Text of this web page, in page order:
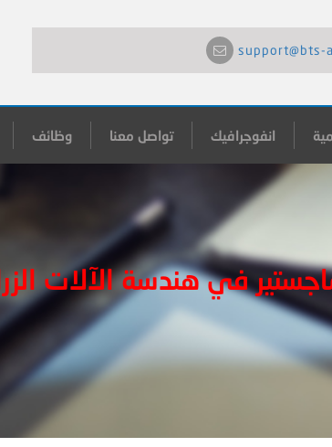
support@bts-
انفوجرافيك تواصل معنا وظائف
في هندسة الآلات